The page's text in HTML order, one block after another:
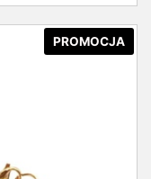
PROMOCJA